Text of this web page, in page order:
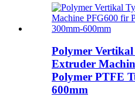
Polymer
Extruder
Polymer PTFE
600mm